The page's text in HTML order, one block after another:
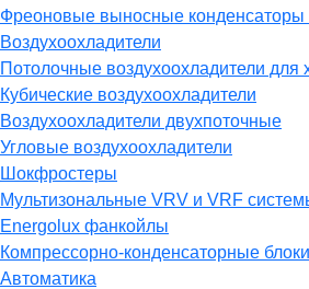
Фреоновые выносные
Воздухоохладители
Потолочные воздухоохладители для
Кубические воздухоохладители
Воздухоохладители двухпоточные
Угловые воздухоохладители
Шокфростеры
Мультизональные VRV и VRF
Energolux фанкойлы
Компрессорно-конденсаторные
Автоматика